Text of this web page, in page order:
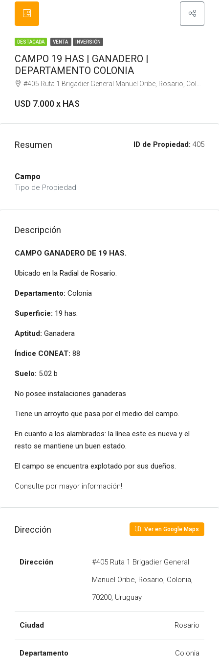
DESTACADA VENTA INVERSIÓN
CAMPO 19 HAS | GANADERO |
DEPARTAMENTO COLONIA
#405 Ruta 1 Brigadier General Manuel Oribe, Rosario, Colonia, 70200, Uruguay
USD 7.000 x HAS
Resumen ID de Propiedad: 405
Campo
Tipo de Propiedad
Descripción
CAMPO GANADERO DE 19 HAS.
Ubicado en la Radial de Rosario.
Departamento: Colonia
Superficie: 19 has.
Aptitud: Ganadera
Índice CONEAT: 88
Suelo: 5.02 b
No posee instalaciones ganaderas
Tiene un arroyito que pasa por el medio del campo.
En cuanto a los alambrados: la línea este es nueva y el
resto se mantiene un buen estado.
El campo se encuentra explotado por sus dueños.
Consulte por mayor información!
Dirección Ver en Google Maps
Dirección
#405 Ruta 1 Brigadier General
Manuel Oribe, Rosario, Colonia,
70200, Uruguay
Ciudad Rosario
Departamento Colonia